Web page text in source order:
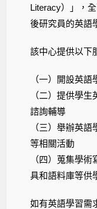
Literacy）」，
後研究員的英語
該中心提供以下
（一）開設英
（二）提供學
諮詢輔導
（三）舉辦英
等相關活動
（四）蒐集學
具和語料庫等供
如有英語學習需